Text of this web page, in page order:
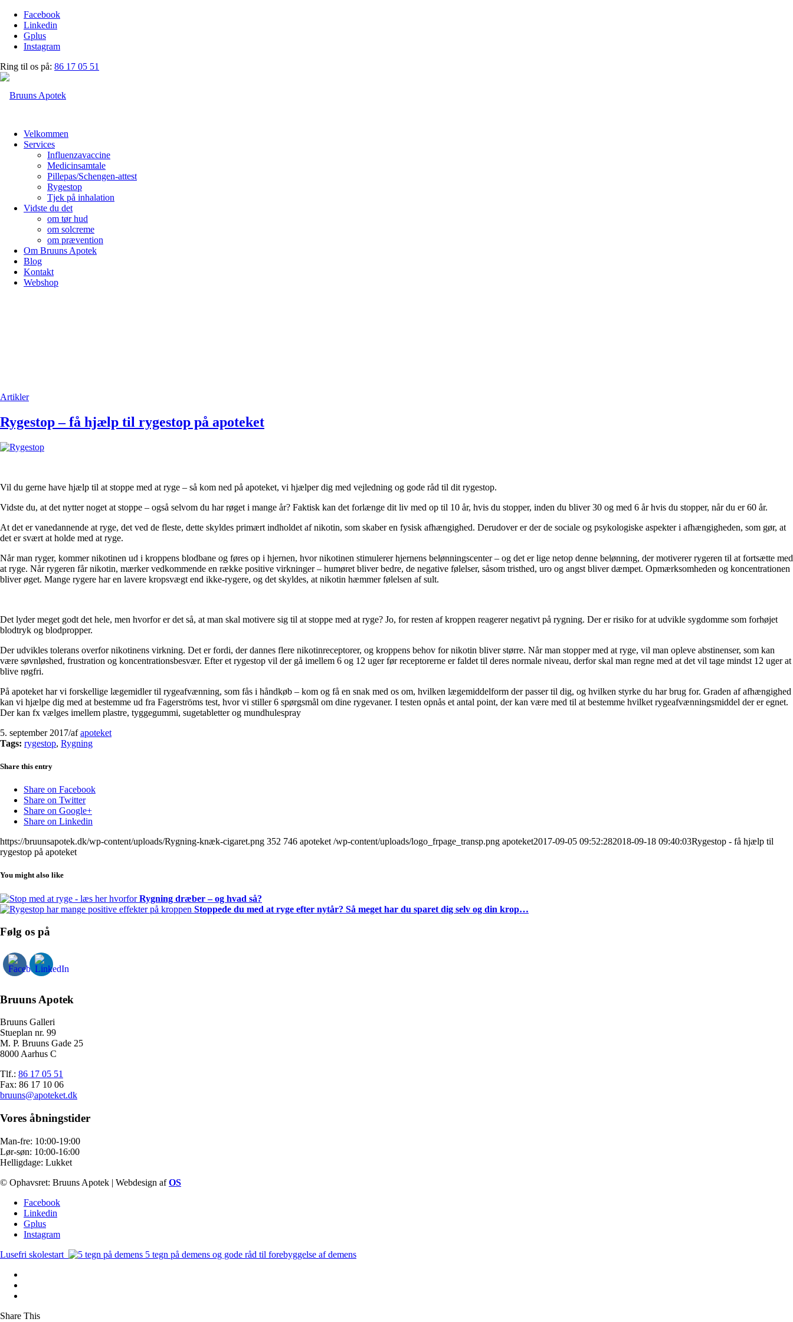
Facebook
Linkedin
Gplus
Instagram
Ring til os på: 86 17 05 51
Velkommen
Services
Influenzavaccine
Medicinsamtale
Pillepas/Schengen-attest
Rygestop
Tjek på inhalation
Vidste du det
om tør hud
om solcreme
om prævention
Om Bruuns Apotek
Blog
Kontakt
Webshop
Artikler
Rygestop – få hjælp til rygestop på apoteket
Vil du gerne have hjælp til at stoppe med at ryge – så kom ned på apoteket, vi hjælper dig med vejledning og gode råd til dit rygestop.
Vidste du, at det nytter noget at stoppe – også selvom du har røget i mange år? Faktisk kan det forlænge dit liv med op til 10 år, hvis du stopper, inden du bliver 30 og med 6 år hvis du stopper, når du er 60 år.
At det er vanedannende at ryge, det ved de fleste, dette skyldes primært indholdet af nikotin, som skaber en fysisk afhængighed. Derudover er der de sociale og psykologiske aspekter i afhængigheden, som gør, at
det er svært at holde med at ryge.
Når man ryger, kommer nikotinen ud i kroppens blodbane og føres op i hjernen, hvor nikotinen stimulerer hjernens belønningscenter – og det er lige netop denne belønning, der motiverer rygeren til at fortsætte med
at ryge. Når rygeren får nikotin, mærker vedkommende en række positive virkninger – humøret bliver bedre, de negative følelser, såsom tristhed, uro og angst bliver dæmpet. Opmærksomheden og koncentrationen
bliver øget. Mange rygere har en lavere kropsvægt end ikke-rygere, og det skyldes, at nikotin hæmmer følelsen af sult.
Det lyder meget godt det hele, men hvorfor er det så, at man skal motivere sig til at stoppe med at ryge? Jo, for resten af kroppen reagerer negativt på rygning. Der er risiko for at udvikle sygdomme som forhøjet
blodtryk og blodpropper.
Der udvikles tolerans overfor nikotinens virkning. Det er fordi, der dannes flere nikotinreceptorer, og kroppens behov for nikotin bliver større. Når man stopper med at ryge, vil man opleve abstinenser, som kan
være søvnløshed, frustration og koncentrationsbesvær. Efter et rygestop vil der gå imellem 6 og 12 uger før receptorerne er faldet til deres normale niveau, derfor skal man regne med at det vil tage mindst 12 uger at
blive røgfri.
På apoteket har vi forskellige lægemidler til rygeafvænning, som fås i håndkøb – kom og få en snak med os om, hvilken lægemiddelform der passer til dig, og hvilken styrke du har brug for. Graden af afhængighed
kan vi hjælpe dig med at bestemme ud fra Fagerströms test, hvor vi stiller 6 spørgsmål om dine rygevaner. I testen opnås et antal point, der kan være med til at bestemme hvilket rygeafvænningsmiddel der er egnet.
Der kan fx vælges imellem plastre, tyggegummi, sugetabletter og mundhulespray
5. september 2017/afapoteket
Tags: rygestop, Rygning
Share this entry
Share on Facebook
Share on Twitter
Share on Google+
Share on Linkedin
https://bruunsapotek.dk/wp-content/uploads/Rygning-knæk-cigaret.png 352 746 apoteket /wp-content/uploads/logo_frpage_transp.png apoteket2017-09-05 09:52:282018-09-18 09:40:03Rygestop - få hjælp til
rygestop på apoteket
You might also like
Rygning dræber – og hvad så?
Stoppede du med at ryge efter nytår? Så meget har du sparet dig selv og din krop…
Følg os på
Bruuns Apotek
Bruuns Galleri
Stueplan nr. 99
M. P. Bruuns Gade 25
8000 Aarhus C
Tlf.: 86 17 05 51
Fax: 86 17 10 06
bruuns@apoteket.dk
Vores åbningstider
Man-fre: 10:00-19:00
Lør-søn: 10:00-16:00
Helligdage: Lukket
© Ophavsret: Bruuns Apotek | Webdesign afOS
Facebook
Linkedin
Gplus
Instagram
Lusefri skolestart
5 tegn på demens og gode råd til forebyggelse af demens
Share This